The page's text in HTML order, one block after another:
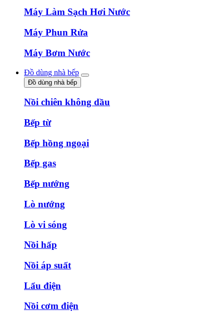
Máy Làm Sạch Hơi Nước
Máy Phun Rửa
Máy Bơm Nước
Đồ dùng nhà bếp
Đồ dùng nhà bếp
Nồi chiên không dầu
Bếp từ
Bếp hồng ngoại
Bếp gas
Bếp nướng
Lò nướng
Lò vi sóng
Nồi hấp
Nồi áp suất
Lẩu điện
Nồi cơm điện